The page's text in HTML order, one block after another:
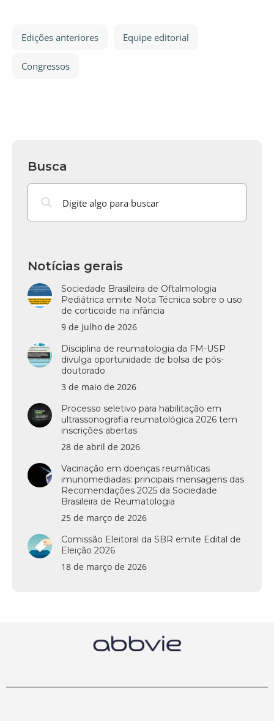
Edições anteriores Equipe editorial
Congressos
Busca
Notícias gerais
Sociedade Brasileira de Oftalmologia
Pediátrica emite Nota Técnica sobre o uso
de corticoide na infância
9 de julho de 2026
Disciplina de reumatologia da FM-USP
divulga oportunidade de bolsa de pós-
doutorado
3 de maio de 2026
Processo seletivo para habilitação em
ultrassonografia reumatológica 2026 tem
inscrições abertas
28 de abril de 2026
Vacinação em doenças reumáticas
imunomediadas: principais mensagens das
Recomendações 2025 da Sociedade
Brasileira de Reumatologia
25 de março de 2026
Comissão Eleitoral da SBR emite Edital de
Eleição 2026
18 de março de 2026